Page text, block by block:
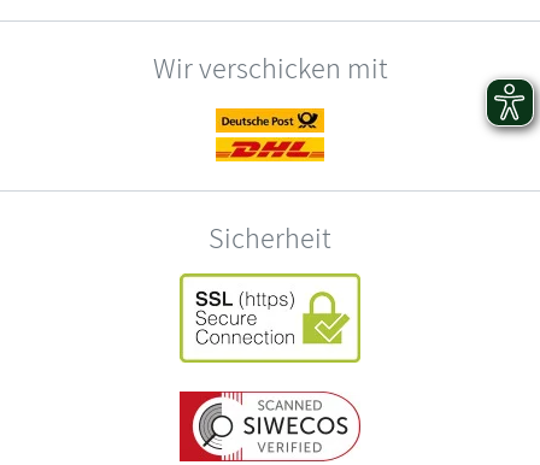
Wir verschicken mit
Sicherheit